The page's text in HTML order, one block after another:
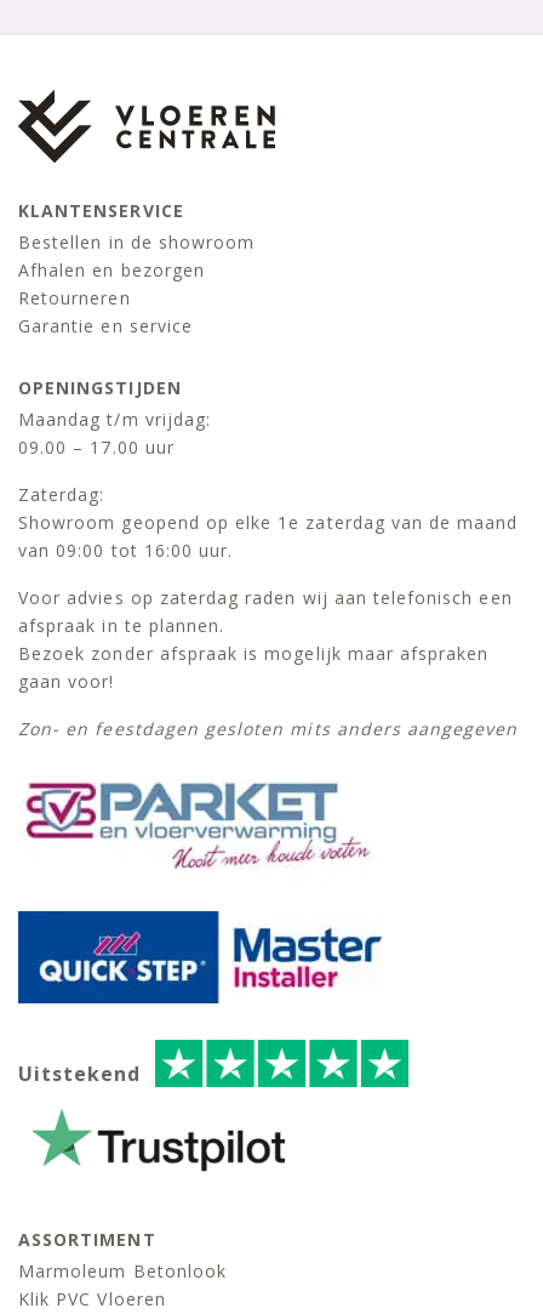
KLANTENSERVICE
Bestellen in de showroom
Afhalen en bezorgen
Retourneren
Garantie en service
OPENINGSTIJDEN
Maandag t/m vrijdag:
09.00 – 17.00 uur
Zaterdag:
Showroom geopend op elke 1e zaterdag van de maand
van 09:00 tot 16:00 uur.
Voor advies op zaterdag raden wij aan telefonisch een
afspraak in te plannen.
Bezoek zonder afspraak is mogelijk maar afspraken
gaan voor!
Zon- en feestdagen gesloten mits anders aangegeven
Uitstekend
ASSORTIMENT
Marmoleum Betonlook
Klik PVC Vloeren